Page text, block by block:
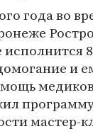
года во
и
мастер-